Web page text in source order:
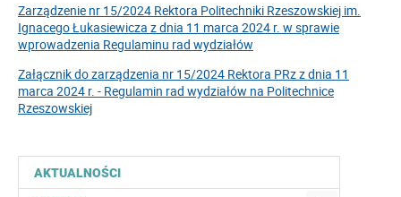
AKTUALNOŚCI
Zarządzenie nr 15/2024 Rektora Politechniki Rzeszowskiej im.
Ignacego Łukasiewicza z dnia 11 marca 2024 r. w sprawie
wprowadzenia Regulaminu rad wydziałów
Załącznik do zarządzenia nr 15/2024 Rektora PRz z dnia 11
marca 2024 r. - Regulamin rad wydziałów na Politechnice
Rzeszowskiej